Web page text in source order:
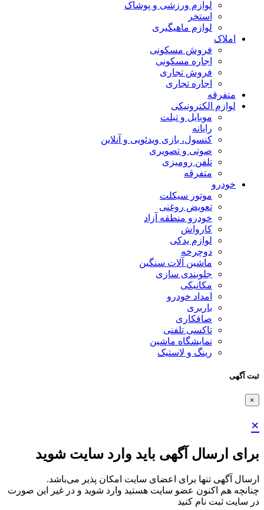
لوازم ورزشی و پوشاک
استخر
لوازم ماهیگیری
املاک
فروش مسکونی
اجاره مسکونی
فروش تجاری
اجاره تجاری
متفرقه
لوازم الکترونیکی
موبایل و تبلت
رایانه
کنسول، بازی‌ ویدئویی و آنلاین
صوتی و تصویری
تلفن رومیزی
متفرقه
خودرو
موتور سیکلت
تعویض روغنی
خودرو منطقه آزاد
کارواش
لوازم یدکی
دوچرخه
ماشین آلات سنگین
جلوبندی سازی
مکانیکی
امداد خودرو
باربری
صافکاری
تاکسی تلفنی
نمایشگاه ماشین
رینگ و لاستیک
ثبت آگهی
×
×
برای ارسال آگهی باید وارد سایت شوید
ارسال آگهی تنها برای اعضای سایت امکان پذیر می‌باشد.
چنانچه هم‌ اکنون عضو سایت هستید وارد شوید و در غیر این صورت
در سایت ثبت نام کنید